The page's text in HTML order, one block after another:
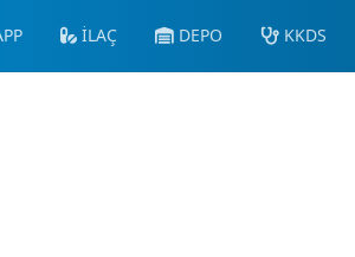
İLAÇ DEPO KKDS